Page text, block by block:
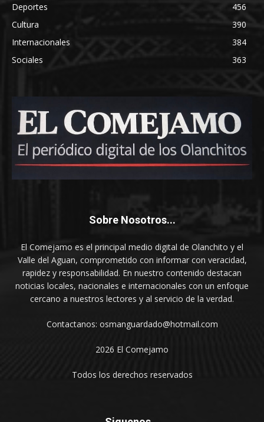
Deportes
456
Cultura
390
Internacionales
384
Sociales
363
Sobre Nosotros...
El Comejamo es el principal medio digital de Olanchito y el
Valle del Aguan, comprometido con informar con veracidad,
rapidez y responsabilidad. En nuestro contenido destacan
noticias locales, nacionales e internacionales con un enfoque
cercano a nuestros lectores y al servicio de la verdad.
Contactanos: osmanguardado@hotmail.com
2026 El Comejamo
Todos los derechos reservados